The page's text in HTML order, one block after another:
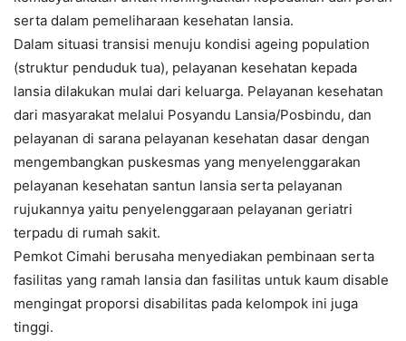
serta dalam pemeliharaan kesehatan lansia.
Dalam situasi transisi menuju kondisi ageing population
(struktur penduduk tua), pelayanan kesehatan kepada
lansia dilakukan mulai dari keluarga. Pelayanan kesehatan
dari masyarakat melalui Posyandu Lansia/Posbindu, dan
pelayanan di sarana pelayanan kesehatan dasar dengan
mengembangkan puskesmas yang menyelenggarakan
pelayanan kesehatan santun lansia serta pelayanan
rujukannya yaitu penyelenggaraan pelayanan geriatri
terpadu di rumah sakit.
Pemkot Cimahi berusaha menyediakan pembinaan serta
fasilitas yang ramah lansia dan fasilitas untuk kaum disable
mengingat proporsi disabilitas pada kelompok ini juga
tinggi.